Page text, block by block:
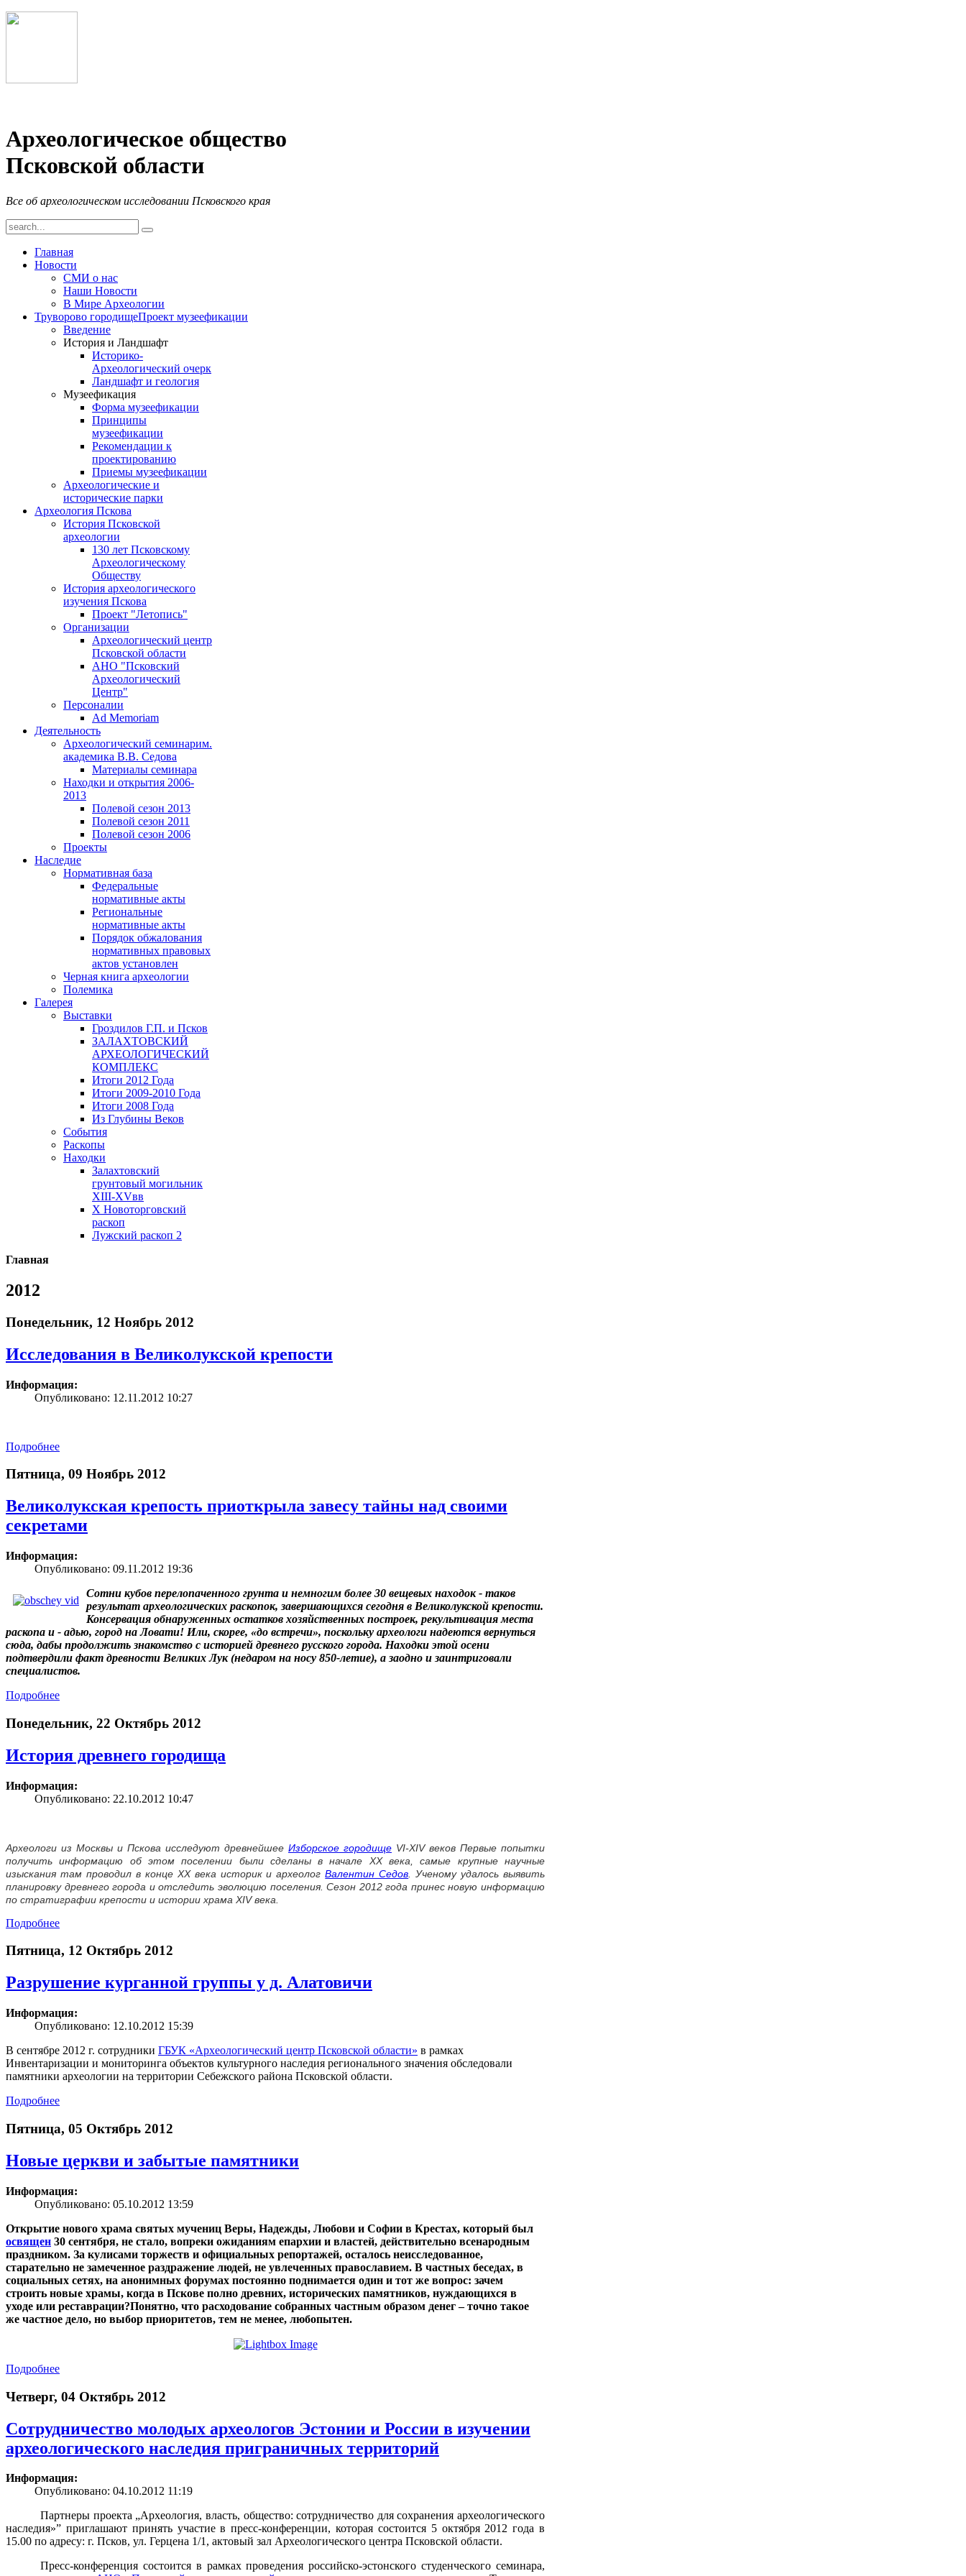
Археологическое общество
Псковской области
Все об археологическом исследовании Псковского края
Главная
Новости
СМИ о нас
Наши Новости
В Мире Археологии
Труворово городищеПроект музеефикации
Введение
История и Ландшафт
Историко-
Археологический очерк
Ландшафт и геология
Музеефикация
Форма музеефикации
Принципы
музеефикации
Рекомендации к
проектированию
Приемы музеефикации
Археологические и
исторические парки
Археология Пскова
История Псковской
археологии
130 лет Псковскому
Археологическому
Обществу
История археологического
изучения Пскова
Проект "Летопись"
Организации
Археологический центр
Псковской области
АНО "Псковский
Археологический
Центр"
Персоналии
Ad Memoriam
Деятельность
Археологический семинарим.
академика В.В. Седова
Материалы семинара
Находки и открытия 2006-
2013
Полевой сезон 2013
Полевой сезон 2011
Полевой сезон 2006
Проекты
Наследие
Нормативная база
Федеральные
нормативные акты
Региональные
нормативные акты
Порядок обжалования
нормативных правовых
актов установлен
Черная книга археологии
Полемика
Галерея
Выставки
Гроздилов Г.П. и Псков
ЗАЛАХТОВСКИЙ
АРХЕОЛОГИЧЕСКИЙ
КОМПЛЕКС
Итоги 2012 Года
Итоги 2009-2010 Года
Итоги 2008 Года
Из Глубины Веков
События
Раскопы
Находки
Залахтовский
грунтовый могильник
XIII-XVвв
X Новоторговский
раскоп
Лужский раскоп 2
Главная
2012
Понедельник, 12 Ноябрь 2012
Исследования в Великолукской крепости
Информация:
Опубликовано: 12.11.2012 10:27
Подробнее
Пятница, 09 Ноябрь 2012
Великолукская крепость приоткрыла завесу тайны над своими
секретами
Информация:
Опубликовано: 09.11.2012 19:36
Сотни кубов перелопаченного грунта и немногим более 30 вещевых находок - таков
результат археологических раскопок, завершающихся сегодня в Великолукской крепости.
Консервация обнаруженных остатков хозяйственных построек, рекультивация места
раскопа и - адью, город на Ловати! Или, скорее, «до встречи», поскольку археологи надеются вернуться
сюда, дабы продолжить знакомство с историей древнего русского города. Находки этой осени
подтвердили факт древности Великих Лук (недаром на носу 850-летие), а заодно и заинтриговали
специалистов.
Подробнее
Понедельник, 22 Октябрь 2012
История древнего городища
Информация:
Опубликовано: 22.10.2012 10:47
Археологи из Москвы и Пскова исследуют древнейшее Изборское городище VI-XIV веков Первые попытки
получить информацию об этом поселении были сделаны в начале XX века, самые крупные научные
изыскания там проводил в конце XX века историк и археологВалентин Седов . Ученому удалось выявить
планировку древнего города и отследить эволюцию поселения. Сезон 2012 года принес новую информацию
по стратиграфии крепости и истории храма XIV века.
Подробнее
Пятница, 12 Октябрь 2012
Разрушение курганной группы у д. Алатовичи
Информация:
Опубликовано: 12.10.2012 15:39
В сентябре 2012 г. сотрудники ГБУК «Археологический центр Псковской области» в рамках
Инвентаризации и мониторинга объектов культурного наследия регионального значения обследовали
памятники археологии на территории Себежского района Псковской области.
Подробнее
Пятница, 05 Октябрь 2012
Новые церкви и забытые памятники
Информация:
Опубликовано: 05.10.2012 13:59
Открытие нового храма святых мучениц Веры, Надежды, Любови и Софии в Крестах, который был
освящен 30 сентября, не стало, вопреки ожиданиям епархии и властей, действительно всенародным
праздником. За кулисами торжеств и официальных репортажей, осталось неисследованное,
старательно не замеченное раздражение людей, не увлеченных православием. В частных беседах, в
социальных сетях, на анонимных форумах постоянно поднимается один и тот же вопрос: зачем
строить новые храмы, когда в Пскове полно древних, исторических памятников, нуждающихся в
уходе или реставрации?Понятно, что расходование собранных частным образом денег – точно такое
же частное дело, но выбор приоритетов, тем не менее, любопытен.
Подробнее
Четверг, 04 Октябрь 2012
Сотрудничество молодых археологов Эстонии и России в изучении
археологического наследия приграничных территорий
Информация:
Опубликовано: 04.10.2012 11:19
Партнеры проекта „Археология, власть, общество: сотрудничество для сохранения археологического
наследия»” приглашают принять участие в пресс-конференции, которая состоится 5 октября 2012 года в
15.00 по адресу: г. Псков, ул. Герцена 1/1, актовый зал Археологического центра Псковской области.
Пресс-конференция состоится в рамках проведения российско-эстонского студенческого семинара,